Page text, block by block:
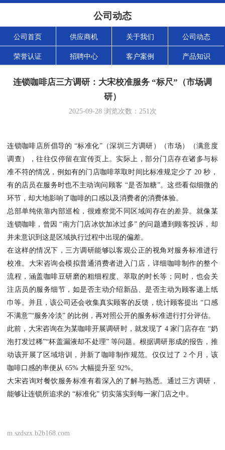
公司动态
公司首页 供应商机 关于我们 公司动态
荣誉认证 招聘中心 客户案例 产品知识
连锁咖啡店三方调研：大宋校准服务 “标尺”（市场调
研）
2025-09-28浏览次数： 251次
连锁咖啡店所倡导的 “标准化”（深圳三方调研）（市场）（满意度
调查），往往仅停留在宣传页上。实际上，部分门店存在诸多与标
准不符的情况，例如有的门店咖啡萃取时间比标准规定少了 20 秒，
有的店员在服务时也不主动询问顾客 “是否加糖”。这些看似细微的
环节，却大地影响了咖啡的口感以及消费者的消费体验。
总部单纯依靠内部巡检，很难察觉不同区域间存在的差异。就像某
连锁咖啡，曾因 “南方门店冰饮加冰过多” 的问题遭到顾客投诉，却
并未意识到这是区域执行过程中出现的偏差。
在这样的情况下，三方调研能够以客观公正的视角对服务标准进行
校准。大宋咨询会模拟普通消费者进入门店，详细咖啡制作的整个
流程，涵盖咖啡豆研磨的粗细程度、萃取的时长等；同时，也会关
注店员的服务细节，如是否主动介绍新品、是否主动为顾客递上纸
巾等。并且，该公司还会收集真实顾客的反馈，统计顾客提出 “口感
不满意”“服务冷淡” 的比例，再对照公开的服务标准进行打分评估。
此前，大宋咨询在为某咖啡开展调研时，就发现了 4 家门店存在 “奶
泡打发过稀”“杯盖漏液却不处理” 等问题。根据调研形成的报告，推
动该开展了区域培训，并新了咖啡制作规范。仅仅过了 2 个月，该
咖啡口感的率便从 65% 大幅提升至 92%。
大宋咨询对餐饮服务标准有着深入的了解与熟悉。通过三方调研，
能够让连锁所追求的 “标准化” 切实落实到每一家门店之中。
m.szdszx.b2b168.com